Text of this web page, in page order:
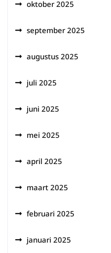
oktober 2025
september 2025
augustus 2025
juli 2025
juni 2025
mei 2025
april 2025
maart 2025
februari 2025
januari 2025